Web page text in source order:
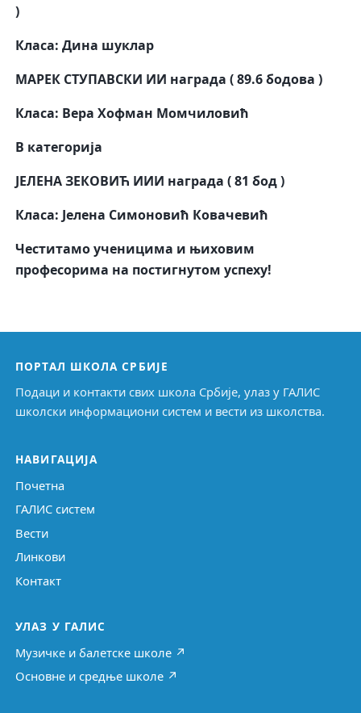
)
Класа: Дина шуклар
МАРЕК СТУПАВСКИ ИИ награда ( 89.6 бодова )
Класа: Вера Хофман Момчиловић
В категорија
ЈЕЛЕНА ЗЕКОВИЋ ИИИ награда ( 81 бод )
Класа: Јелена Симоновић Ковачевић
Честитамо ученицима и њиховим
професорима на постигнутом успеху!
ПОРТАЛ ШКОЛА СРБИЈЕ
Подаци и контакти свих школа Србије, улаз у ГАЛИС
школски информациони систем и вести из школства.
НАВИГАЦИЈА
Почетна
ГАЛИС систем
Вести
Линкови
Контакт
УЛАЗ У ГАЛИС
Музичке и балетске школе ↗
Основне и средње школе ↗